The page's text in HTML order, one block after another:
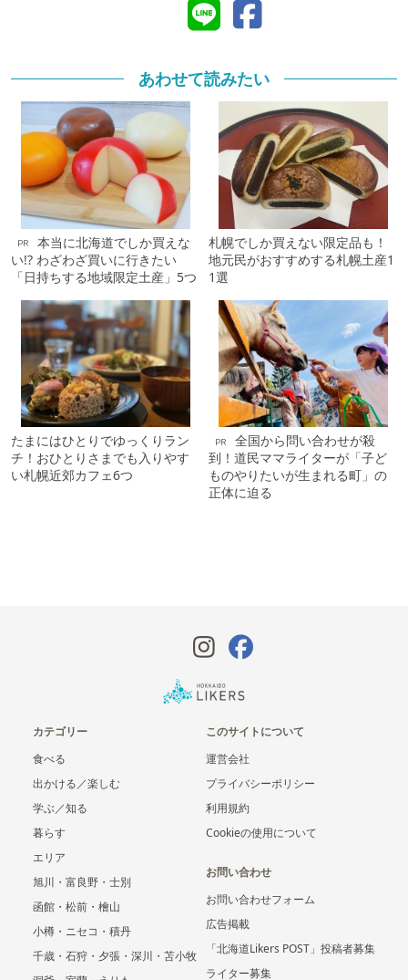
あわせて読みたい
PR
本当に北海道でしか買えな
い!? わざわざ買いに行きたい
「日持ちする地域限定土産」5つ
札幌でしか買えない限定品も！
地元民がおすすめする札幌土産1
1選
たまにはひとりでゆっくりラン
チ！おひとりさまでも入りやす
い札幌近郊カフェ6つ
PR
全国から問い合わせが殺
到！道民ママライターが「子ど
ものやりたいが生まれる町」の
正体に迫る
カテゴリー
食べる
出かける／楽しむ
学ぶ／知る
暮らす
エリア
旭川・富良野・士別
函館・松前・檜山
小樽・ニセコ・積丹
千歳・石狩・夕張・深川・苫小牧
このサイトについて
運営会社
プライバシーポリシー
利用規約
Cookieの使用について
お問い合わせ
お問い合わせフォーム
広告掲載
「北海道Likers POST」投稿者募集
ライター募集